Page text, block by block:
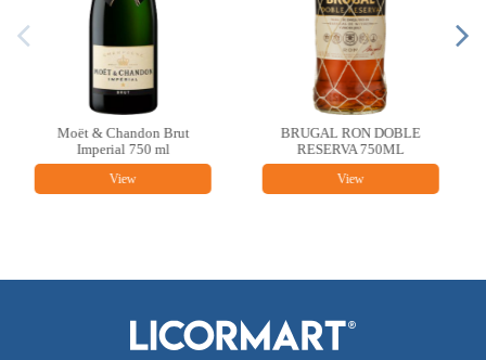
RON DOBLE
RESERVA 750ML
MARIETA ALBARIÑO
750ML